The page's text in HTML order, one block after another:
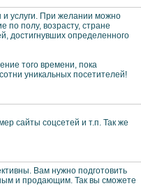
услуги. При желании можно
по полу, возрасту, стране
достигнувших определенного
того времени, пока
уникальных посетителей!
сайты соцсетей и т.п. Так же
Вам нужно подготовить
и продающим. Так вы сможете